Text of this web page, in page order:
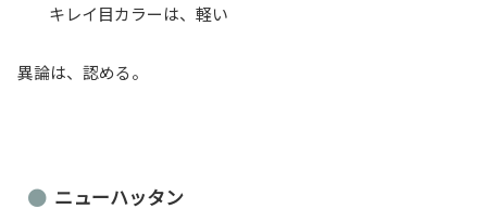
キレイ目カラーは、軽い
異論は、認める。
ニューハッタン